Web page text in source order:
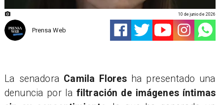
Prensa Web
10 de junio de 2026
La senadora Camila Flores ha presentado una
denuncia por la filtración de imágenes íntimas